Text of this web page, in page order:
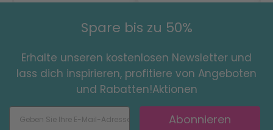
Spare bis zu 50%
Erhalte unseren kostenlosen Newsletter und
lass dich inspirieren, profitiere von Angeboten
und Rabatten!Aktionen
Abonnieren